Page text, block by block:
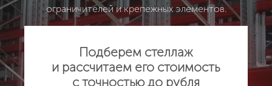
ограничителей и крепежных элементов.
Подберем стеллаж
и рассчитаем его стоимость
с точностью до рубля